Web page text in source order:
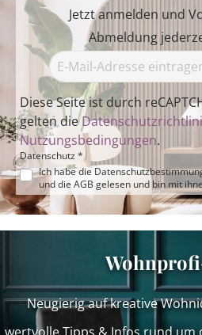
Jetzt anmelden und
Abmeldung
Diese Seite ist durch
gelten die
Nutzungsbedingungen.
Datenschutz *
Ich habe die
und die AGB gelesen und bin mit
Neugierig auf kreative